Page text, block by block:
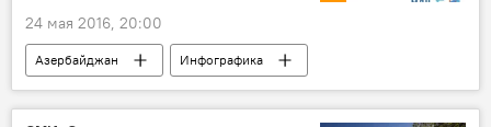
24 мая 2016, 20:00
Азербайджан
Инфографика
Экономика
Новости